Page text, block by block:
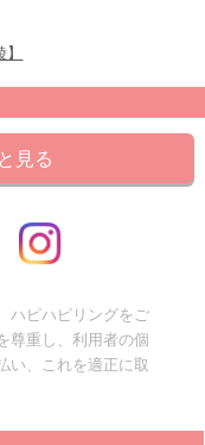
見る
ハピハピリングをご
尊重し、利用者の個
い、これを適正に取